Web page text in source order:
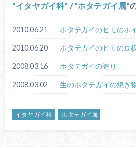
イタヤガイ科 / ホタテガイ属
2010.06.21 ホタテガイのヒモのボ
2010.06.20 ホタテガイのヒモの豆
2008.03.16 ホタテガイの造り
2008.03.02 生のホタテガイの焼き
イタヤガイ科 ホタテガイ属